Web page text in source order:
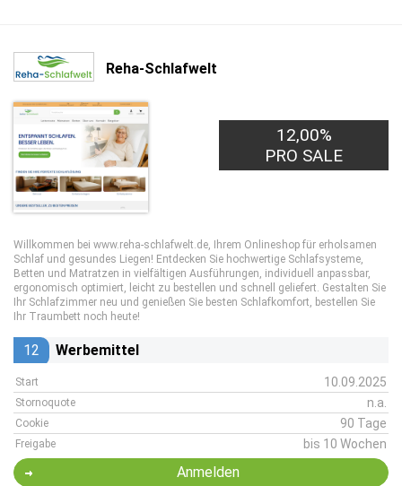
Reha-Schlafwelt
12,00%
PRO SALE
Willkommen bei www.reha-schlafwelt.de, Ihrem Onlineshop für erholsamen
Schlaf und gesundes Liegen! Entdecken Sie hochwertige Schlafsysteme,
Betten und Matratzen in vielfältigen Ausführungen, individuell anpassbar,
ergonomisch optimiert, leicht zu bestellen und schnell geliefert. Gestalten Sie
Ihr Schlafzimmer neu und genießen Sie besten Schlafkomfort, bestellen Sie
Ihr Traumbett noch heute!
12 Werbemittel
Start 10.09.2025
Stornoquote n.a.
Cookie 90 Tage
Freigabe bis 10 Wochen
Anmelden